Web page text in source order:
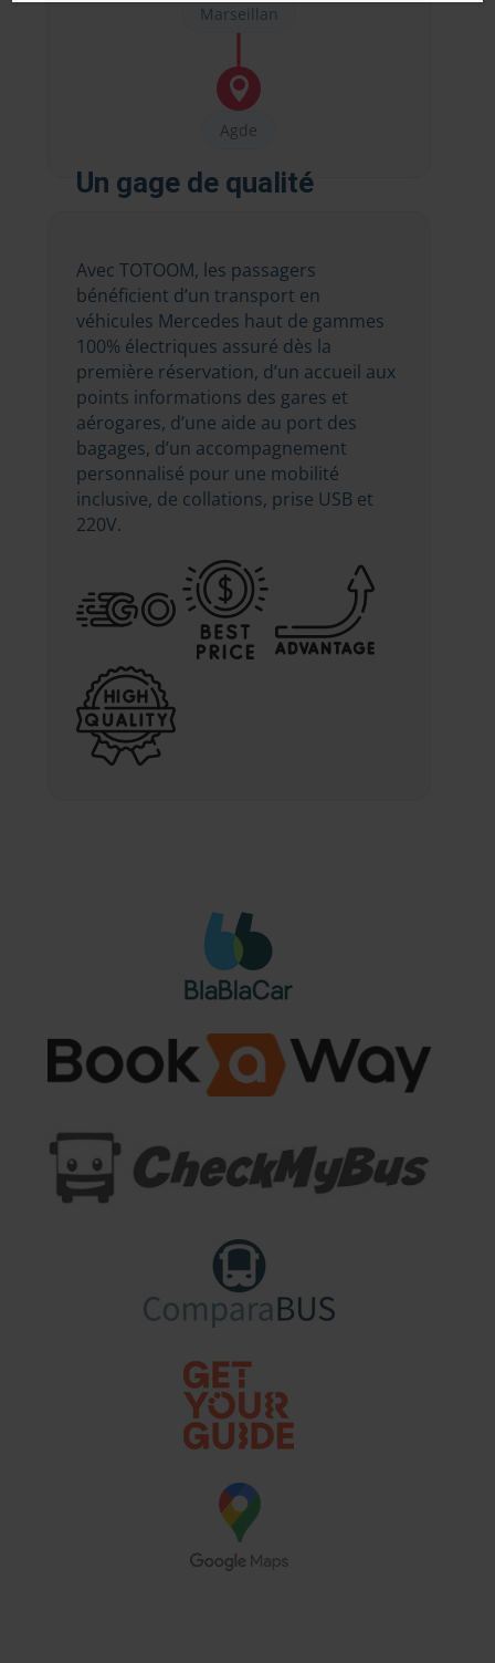
Marseillan

Agde
Un gage de qualité
Avec TOTOOM, les passagers
bénéficient d’un transport en
véhicules Mercedes haut de gammes
100% électriques assuré dès la
première réservation, d’un accueil aux
points informations des gares et
aérogares, d’une aide au port des
bagages, d’un accompagnement
personnalisé pour une mobilité
inclusive, de collations, prise USB et
220V.